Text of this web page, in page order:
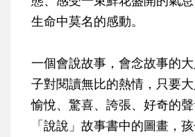
生命中莫名的感動。
一個會說故事，會念故事的
子對閱讀無比的熱情，只要
愉悅、驚喜、誇張、好奇的
「說說」故事書中的圖畫，